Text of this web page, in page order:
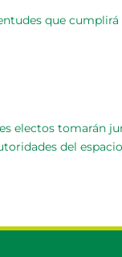
que
electos tomarán
del